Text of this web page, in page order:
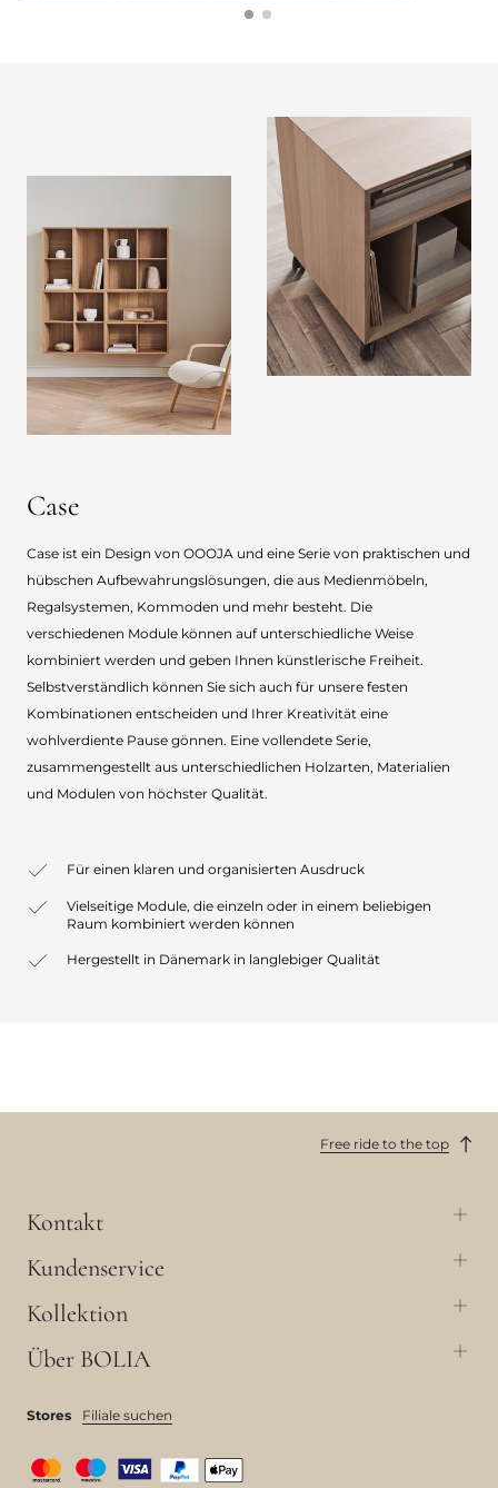
Case
Case ist ein Design von OOOJA und eine Serie von praktischen und
hübschen Aufbewahrungslösungen, die aus Medienmöbeln,
Regalsystemen, Kommoden und mehr besteht. Die
verschiedenen Module können auf unterschiedliche Weise
kombiniert werden und geben Ihnen künstlerische Freiheit.
Selbstverständlich können Sie sich auch für unsere festen
Kombinationen entscheiden und Ihrer Kreativität eine
wohlverdiente Pause gönnen. Eine vollendete Serie,
zusammengestellt aus unterschiedlichen Holzarten, Materialien
und Modulen von höchster Qualität.
Für einen klaren und organisierten Ausdruck
Vielseitige Module, die einzeln oder in einem beliebigen
Raum kombiniert werden können
Hergestellt in Dänemark in langlebiger Qualität
Free ride to the top
Kontakt
Kundenservice
Kollektion
Über BOLIA
Stores Filiale suchen